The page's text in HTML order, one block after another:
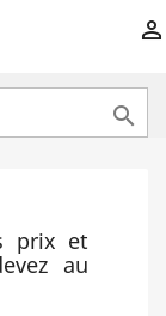


prix et
au